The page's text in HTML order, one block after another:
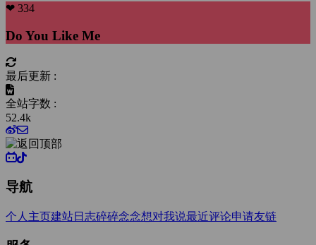
❤ 334
Do You Like Me
最后更新 :
全站字数 :
52.4k
导航
个人主页建站日志碎碎念念想对我说最近评论申请友链